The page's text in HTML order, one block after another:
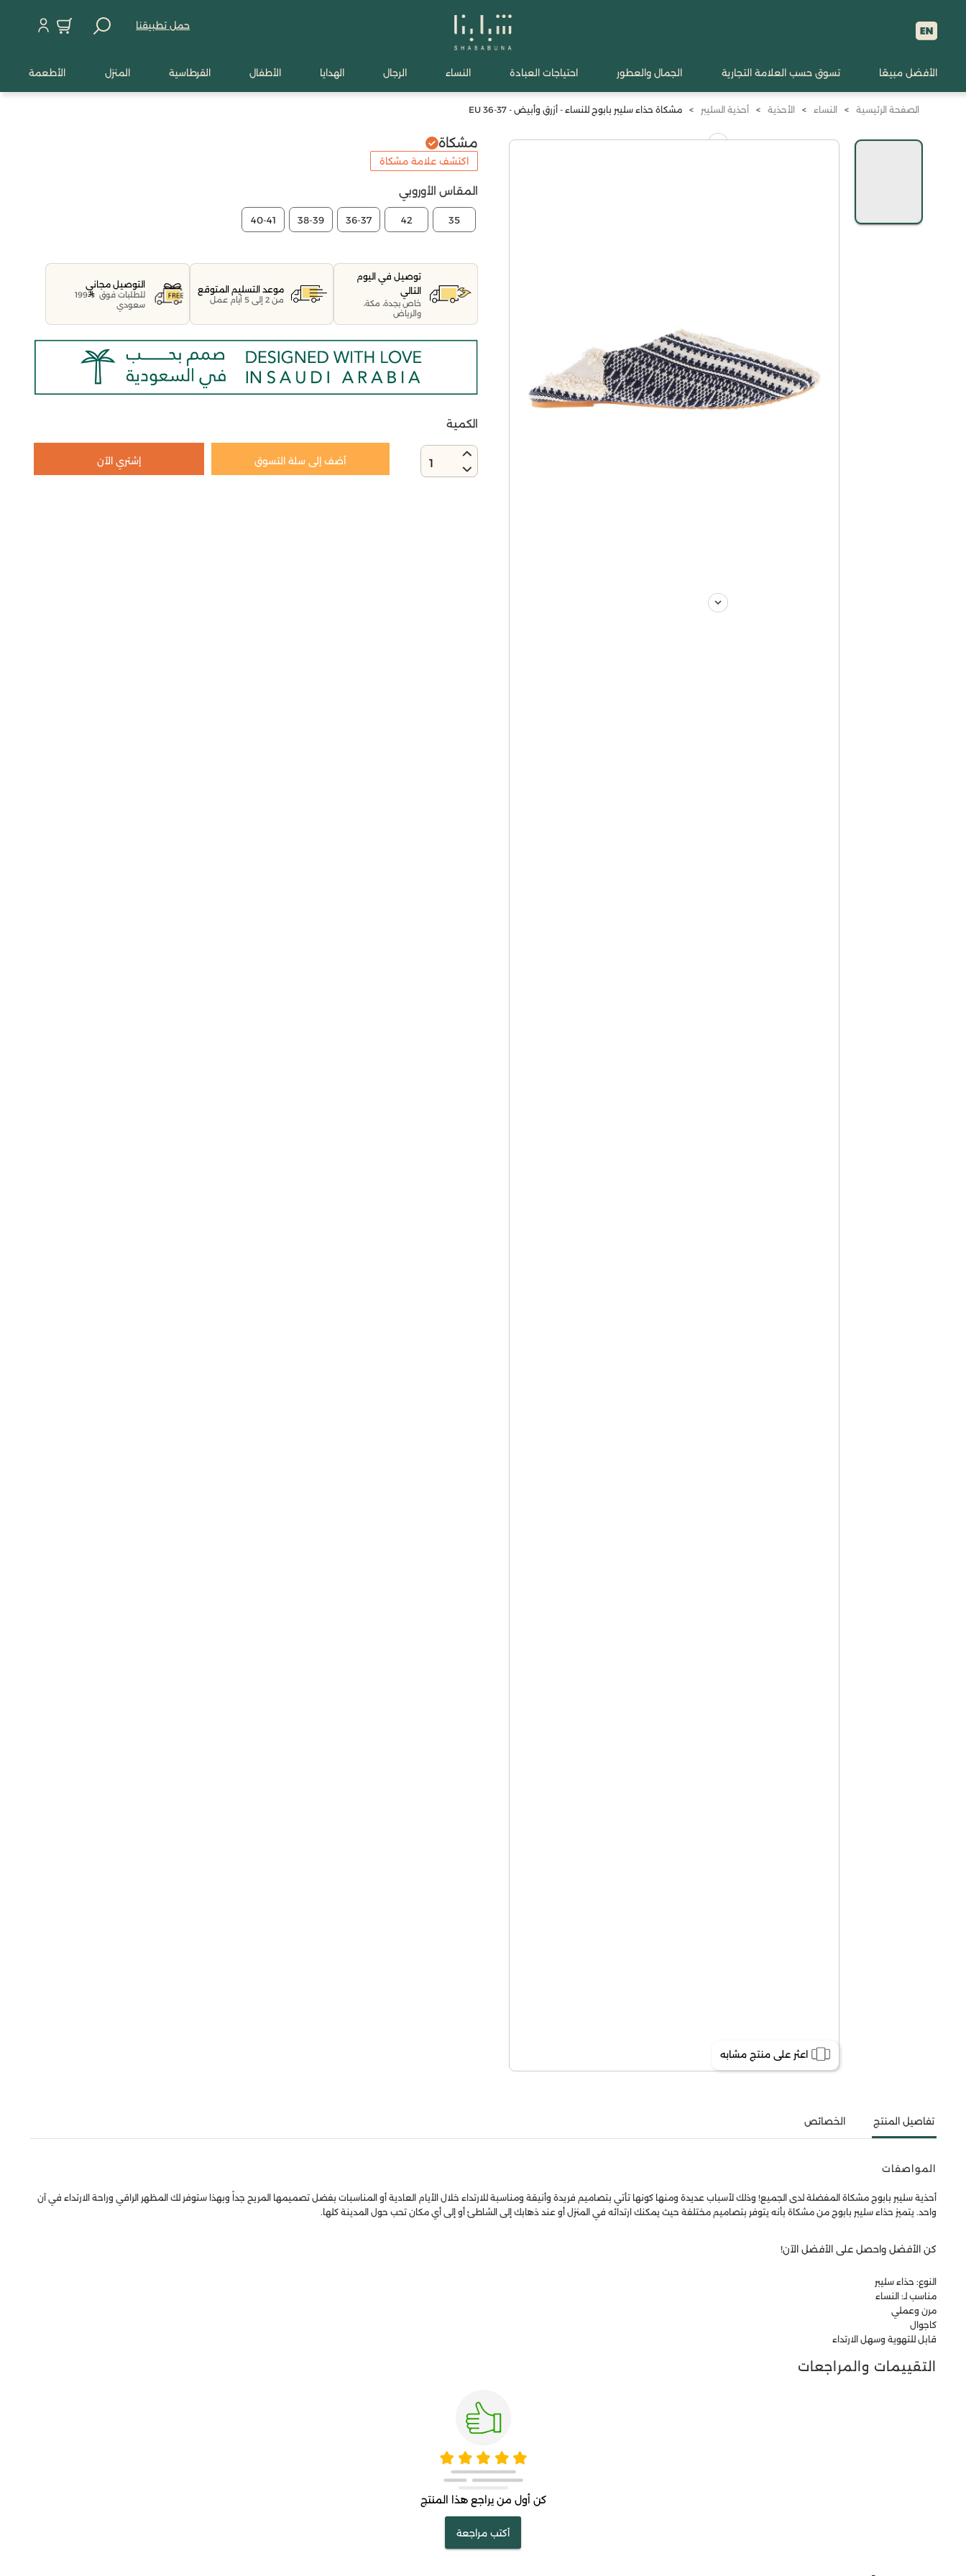
حمل تطبيقنا
الأفضل مبيعًا تسوق حسب العلامة التجارية الجمال والعطور احتياجات العبادة النساء الرجال الهدايا الأطفال القرطاسية المنزل الأطعمة
الصفحة الرئيسية > النساء > الأحذية > أحذية السليبر > مشكاة حذاء سليبر بابوج للنساء - أزرق وأبيض - EU 36-37
اعثر على منتج مشابه
مشكاة
اكتشف علامة مشكاة
المقاس الأوروبي
35
42
36-37
38-39
40-41
توصيل في اليوم
التالي
خاص بجدة، مكة،
والرياض
موعد التسليم المتوقع
من 2 إلى 5 أيام عمل
التوصيل مجاني
للطلبات فوق
199
سعودي
الكمية
1 أضف إلى سلة التسوق إشتري الآن
تفاصيل المنتج الخصائص
المواصفات
أحذية سليبر بابوج مشكاة المفضلة لدى الجميع! وذلك لأسباب عديدة ومنها كونها تأتي بتصاميم فريدة وأنيقة ومناسبة للارتداء خلال الأيام العادية أو المناسبات بفضل تصميمها المريح جداً وبهذا ستوفر لك المظهر الراقي وراحة الارتداء في آن
واحد. يتميز حذاء سليبر بابوج من مشكاة بأنه يتوفر بتصاميم مختلفة حيث يمكنك ارتدائه في المنزل أو عند ذهابك إلى الشاطئ أو إلى أي مكان تحب حول المدينة كلها.
كن الأفضل واحصل على الأفضل الآن!
النوع: حذاء سليبر
مناسب لـ: النساء
مرن وعملي
كاجوال
قابل للتهوية وسهل الارتداء
التقييمات والمراجعات
كن أول من يراجع هذا المنتج
أكتب مراجعة